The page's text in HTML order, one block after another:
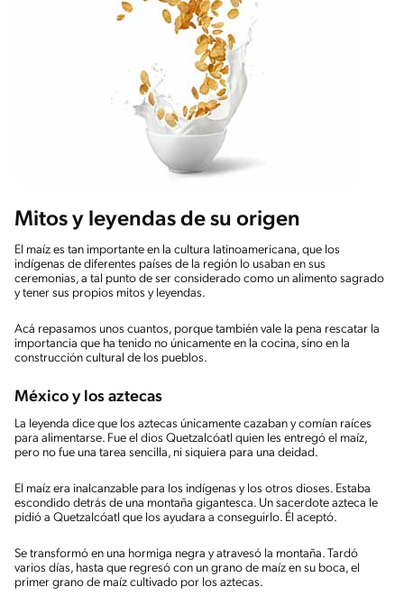
Mitos y leyendas de su origen
El maíz es tan importante en la cultura latinoamericana, que los
indígenas de diferentes países de la región lo usaban en sus
ceremonias, a tal punto de ser considerado como un alimento sagrado
y tener sus propios mitos y leyendas.
Acá repasamos unos cuantos, porque también vale la pena rescatar la
importancia que ha tenido no únicamente en la cocina, sino en la
construcción cultural de los pueblos.
México y los aztecas
La leyenda dice que los aztecas únicamente cazaban y comían raíces
para alimentarse. Fue el dios Quetzalcóatl quien les entregó el maíz,
pero no fue una tarea sencilla, ni siquiera para una deidad.
El maíz era inalcanzable para los indígenas y los otros dioses. Estaba
escondido detrás de una montaña gigantesca. Un sacerdote azteca le
pidió a Quetzalcóatl que los ayudara a conseguirlo. Él aceptó.
Se transformó en una hormiga negra y atravesó la montaña. Tardó
varios días, hasta que regresó con un grano de maíz en su boca, el
primer grano de maíz cultivado por los aztecas.